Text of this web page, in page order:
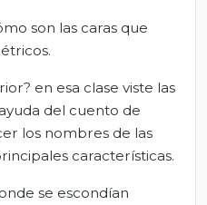
son las caras que
en esa clase viste las
del cuento de
los nombres de las
características.
se escondían